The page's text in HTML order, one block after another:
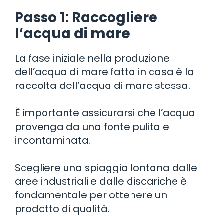
Passo 1: Raccogliere
l’acqua di mare
La fase iniziale nella produzione
dell’acqua di mare fatta in casa è la
raccolta dell’acqua di mare stessa.
È importante assicurarsi che l’acqua
provenga da una fonte pulita e
incontaminata.
Scegliere una spiaggia lontana dalle
aree industriali e dalle discariche è
fondamentale per ottenere un
prodotto di qualità.